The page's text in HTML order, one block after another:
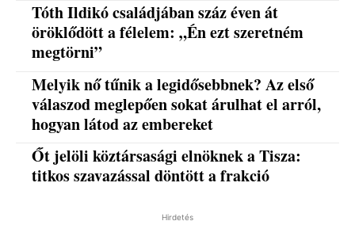
Tóth Ildikó családjában száz éven át
öröklődött a félelem: „Én ezt szeretném
megtörni”
Melyik nő tűnik a legidősebbnek? Az első
válaszod meglepően sokat árulhat el arról,
hogyan látod az embereket
Őt jelöli köztársasági elnöknek a Tisza:
titkos szavazással döntött a frakció
Hirdetés